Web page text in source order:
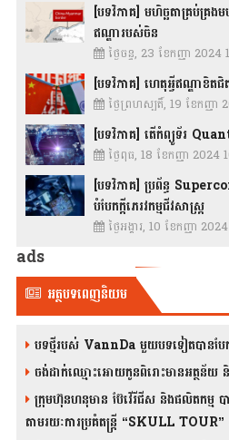
[បទវិភាគ] មហិច្ឆតាគ្រប់គ្រ
ឥណ្ឌារបស់ចិន
ថ្ងៃចន្ទ, 23 ខែកញ្ញា 2024
[បទវិភាគ] ហេតុអ្វីឥណ្ឌាខិតជិ
ថ្ងៃព្រហស្បតិ៍, 19 ខែកញ្ញា
[បទវិភាគ] តើកំព្យូទ័រ
ថ្ងៃពុធ, 18 ខែកញ្ញា 2024
[បទវិភាគ] ប្រព័ន្ធ
បំបែកក្តីភេរវកម្មជីវសាស្រ្ត
ថ្ងៃអង្គារ, 10 ខែកញ្ញា
ads
អត្ថបទពេញនិយម
បទថ្មីរបស់ VannDa មួយបទទៀតបាន
ចង់ដាក់ឈ្មោះអោយកូនពិរោះមានអត្ថន័យ និង
ក្រុមហ៊ុនហនុមាន ប៊ែវើរីជីស និង​ផលិតកម្ម បារ
តាមរយៈការប្រគំតន្រ្តី “SKULL